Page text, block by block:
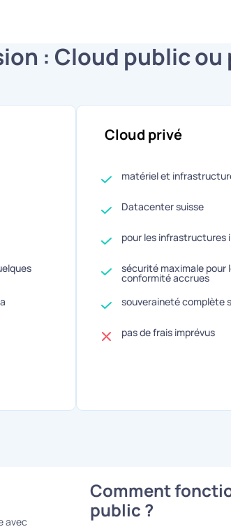
: Cloud public ou
Cloud privé
matériel et
Datacenter suisse
pour les infrastructures
sécurité maximale pour
conformité accrues
souveraineté complète
pas de frais imprévus
avec
Comment
public ?